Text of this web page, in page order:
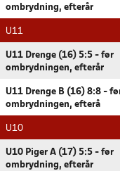
ombrydning, efterår
U11
U11 Drenge (16) 5:5 - før
ombrydningen, efterår
U11 Drenge B (16) 8:8 -
ombrydningen, efterå
U10
U10 Piger A (17) 5:5 - før
ombrydning, efterår